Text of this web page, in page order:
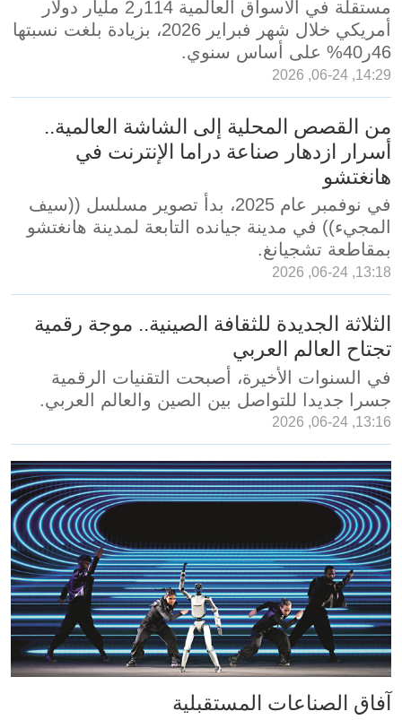
مستقلة في الأسواق العالمية 114ر2 مليار دولار
أمريكي خلال شهر فبراير 2026، بزيادة بلغت نسبتها
46ر40% على أساس سنوي.
14:29, 06-24, 2026
من القصص المحلية إلى الشاشة العالمية..
أسرار ازدهار صناعة دراما الإنترنت في
هانغتشو
في نوفمبر عام 2025، بدأ تصوير مسلسل ((سيف
المجيء)) في مدينة جيانده التابعة لمدينة هانغتشو
بمقاطعة تشجيانغ.
13:18, 06-24, 2026
الثلاثة الجديدة للثقافة الصينية.. موجة رقمية
تجتاح العالم العربي
في السنوات الأخيرة، أصبحت التقنيات الرقمية
جسرا جديدا للتواصل بين الصين والعالم العربي.
13:16, 06-24, 2026
آفاق الصناعات المستقبلية